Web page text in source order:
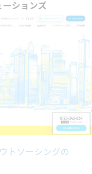
ションズ
トソーシングの